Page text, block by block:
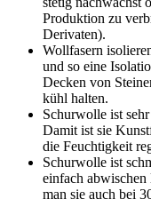
Produktion zu
Derivaten).
Wollfasern
und so eine
Decken von
kühl halten.
Schurwolle ist
Damit ist sie
die Feuchtigkeit
Schurwolle ist
einfach abwischen
man sie auch bei